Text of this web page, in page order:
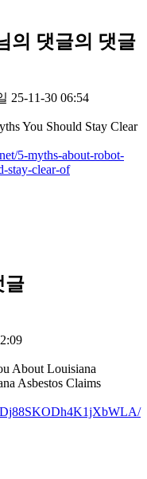
의 댓글의 댓글
25-11-30 06:54
You Should Stay Clear
5-myths-about-robot-
stay-clear-of
글
About Louisiana
Asbestos Claims